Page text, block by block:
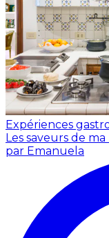
Expériences
Les saveurs de
par Emanuela